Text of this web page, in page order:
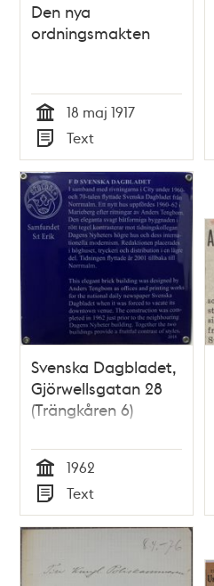
Den nya
ordningsmakten
Tid
18 maj 1917
Typ
Text
Svenska Dagbladet,
Gjörwellsgatan 28
(Trängkåren 6)
Tid
1962
Typ
Text